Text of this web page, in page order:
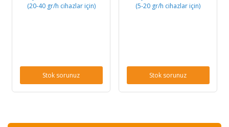
(20-40 gr/h cihazlar için)
Stok sorunuz
(5-20 gr/h cihazlar için)
Stok sorunuz